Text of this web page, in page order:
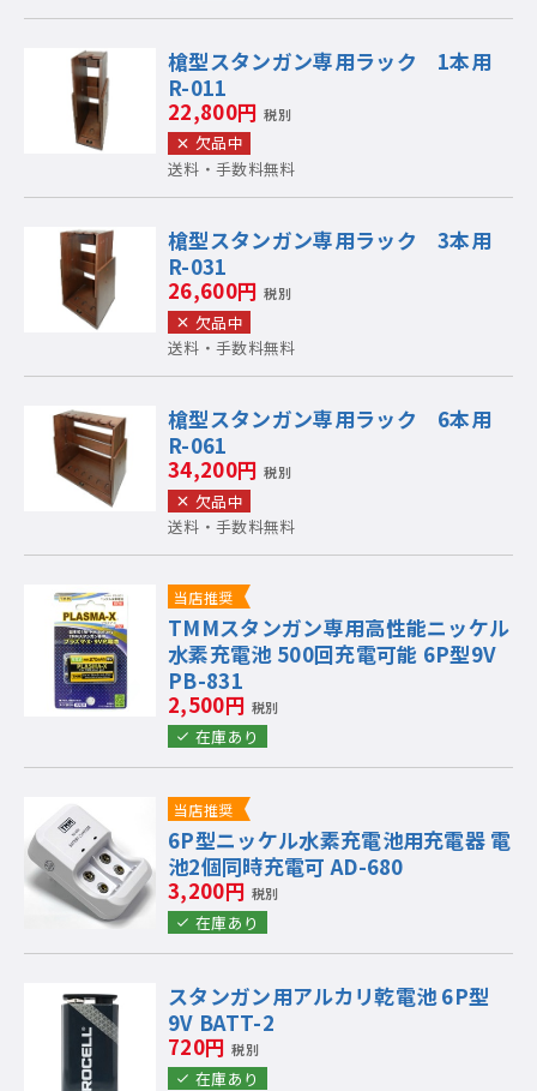
槍型スタンガン専用ラック 1本用
R-011
22,800円 税別
欠品中
送料・手数料無料
槍型スタンガン専用ラック 3本用
R-031
26,600円 税別
欠品中
送料・手数料無料
槍型スタンガン専用ラック 6本用
R-061
34,200円 税別
欠品中
送料・手数料無料
当店推奨
TMMスタンガン専用高性能ニッケル
水素充電池 500回充電可能 6P型9V
PB-831
2,500円 税別
在庫あり
当店推奨
6P型ニッケル水素充電池用充電器 電
池2個同時充電可 AD-680
3,200円 税別
在庫あり
スタンガン用アルカリ乾電池 6P型
9V BATT-2
720円 税別
在庫あり